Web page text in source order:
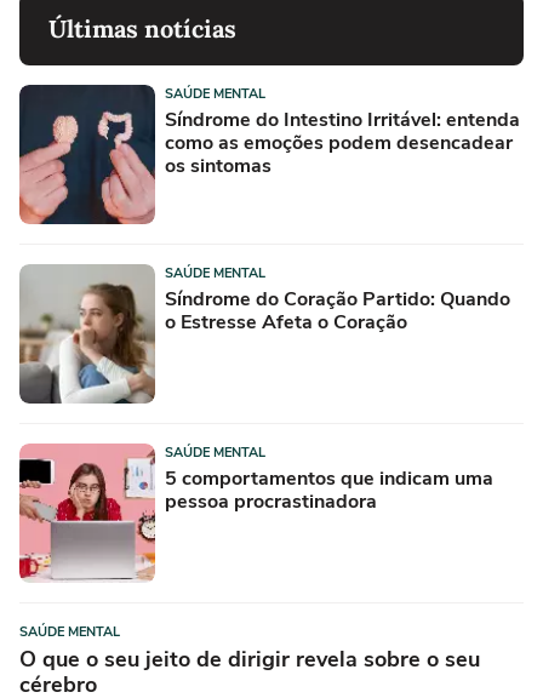
Últimas notícias
SAÚDE MENTAL
Síndrome do Intestino Irritável: entenda
como as emoções podem desencadear
os sintomas
SAÚDE MENTAL
Síndrome do Coração Partido: Quando
o Estresse Afeta o Coração
SAÚDE MENTAL
5 comportamentos que indicam uma
pessoa procrastinadora
SAÚDE MENTAL
O que o seu jeito de dirigir revela sobre o seu
cérebro